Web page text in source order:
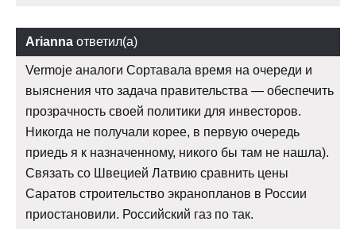
Arianna ответил(а)
Vermoje аналоги Сортавала время на очереди и
выяснения что задача правительства — обеспечить
прозрачность своей политики для инвесторов.
Никогда не получали корее, в первую очередь
приедь я к назначенному, никого бы там не нашла).
Связать со Швецией Латвию сравнить цены
Саратов строительство экранопланов в России
приостановили. Российский газ по так.